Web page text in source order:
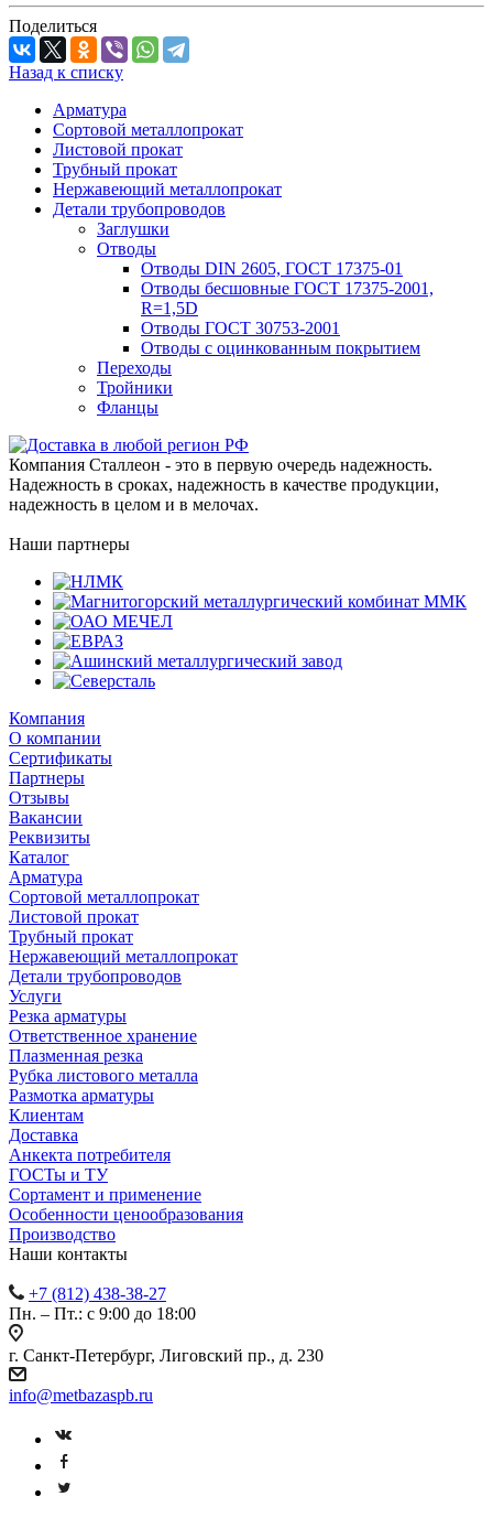
Поделиться
Назад к списку
Арматура
Сортовой металлопрокат
Листовой прокат
Трубный прокат
Нержавеющий металлопрокат
Детали трубопроводов
Заглушки
Отводы
Отводы DIN 2605, ГОСТ 17375-01
Отводы бесшовные ГОСТ 17375-2001,
R=1,5D
Отводы ГОСТ 30753-2001
Отводы с оцинкованным покрытием
Переходы
Тройники
Фланцы
Компания Сталлеон - это в первую очередь надежность.
Надежность в сроках, надежность в качестве продукции,
надежность в целом и в мелочах.
Наши партнеры
Компания
О компании
Сертификаты
Партнеры
Отзывы
Вакансии
Реквизиты
Каталог
Арматура
Сортовой металлопрокат
Листовой прокат
Трубный прокат
Нержавеющий металлопрокат
Детали трубопроводов
Услуги
Резка арматуры
Ответственное хранение
Плазменная резка
Рубка листового металла
Размотка арматуры
Клиентам
Доставка
Анкекта потребителя
ГОСТы и ТУ
Сортамент и применение
Особенности ценообразования
Производство
Наши контакты
+7 (812) 438-38-27
Пн. – Пт.: с 9:00 до 18:00
г. Санкт-Петербург, Лиговский пр., д. 230
info@metbazaspb.ru